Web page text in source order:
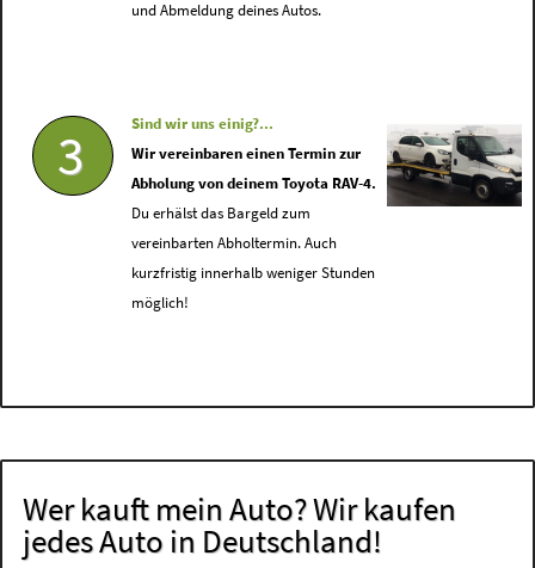
und Abmeldung deines Autos.
3
Sind wir uns einig?...
Wir vereinbaren einen Termin zur
Abholung von deinem Toyota RAV-4.
Du erhälst das Bargeld zum
vereinbarten Abholtermin. Auch
kurzfristig innerhalb weniger Stunden
möglich!
Wer kauft mein Auto? Wir kaufen
jedes Auto in Deutschland!